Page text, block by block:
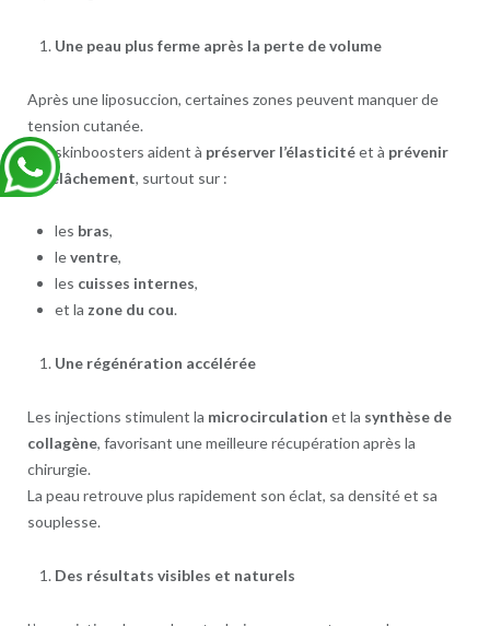
Une peau plus ferme après la perte de volume
Après une liposuccion, certaines zones peuvent manquer de
tension cutanée.
Les skinboosters aident à préserver l’élasticitéet à prévenir
le relâchement, surtout sur :
les bras,
leventre,
les cuisses internes,
et la zone du cou.
Une régénération accélérée
Les injections stimulent la microcirculation et la synthèse de
collagène, favorisant une meilleure récupération après la
chirurgie.
La peau retrouve plus rapidement son éclat, sa densité et sa
souplesse.
Des résultats visibles et naturels